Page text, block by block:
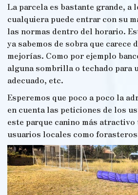
La parcela es bastante grande, a
cualquiera puede entrar con su
las normas dentro del horario.
ya sabemos de sobra que carece
mejorías. Como por ejemplo
alguna sombrilla o techado para
adecuado, etc.
Esperemos que poco a poco la
en cuenta las peticiones de los
este parque canino más
usuarios locales como